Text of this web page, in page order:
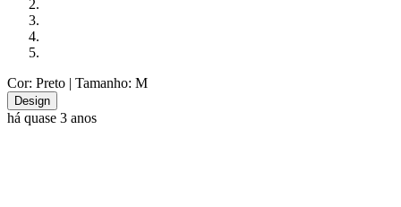
Cor: Preto | Tamanho: M
Design
há quase 3 anos